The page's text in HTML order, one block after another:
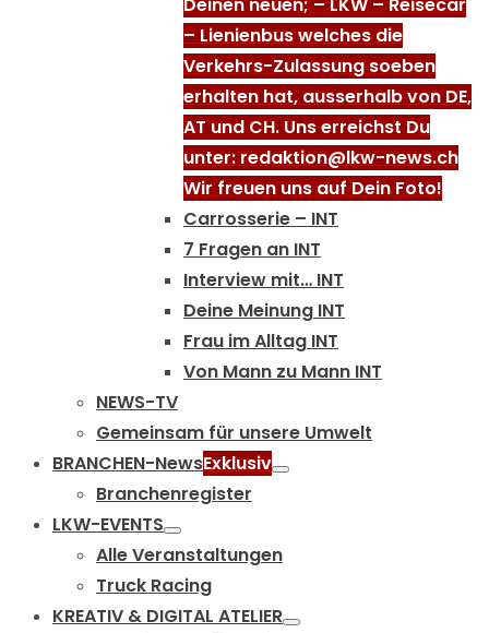
– Lienienbus welches die
Verkehrs-Zulassung soeben
erhalten hat, ausserhalb von DE,
AT und CH. Uns erreichst Du
unter: redaktion@lkw-news.ch
Wir freuen uns auf Dein Foto!
Carrosserie – INT
7 Fragen an INT
Interview mit… INT
Deine Meinung INT
Frau im Alltag INT
Von Mann zu Mann INT
NEWS-TV
Gemeinsam für unsere Umwelt
BRANCHEN-NewsExklusiv
Branchenregister
LKW-EVENTS
Alle Veranstaltungen
Truck Racing
KREATIV & DIGITAL ATELIER